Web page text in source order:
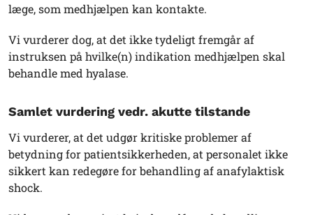
læge, som medhjælpen kan kontakte.
Vi vurderer dog, at det ikke tydeligt fremgår af
instruksen på hvilke(n) indikation medhjælpen skal
behandle med hyalase.
Samlet vurdering vedr. akutte tilstande
Vi vurderer, at det udgør kritiske problemer af
betydning for patientsikkerheden, at personalet ikke
sikkert kan redegøre for behandling af anafylaktisk
shock.